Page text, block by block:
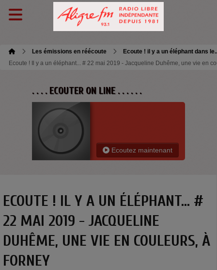
Les émissions en réécoute
Ecoute ! il y a un éléphant dans
Ecoute ! Il y a un éléphant... # 22 mai 2019 - Jacqueline Duhême, une vie en
. . . . ECOUTER ON LINE . . . . . .
Ecoutez maintenant
ECOUTE ! IL Y A UN ÉLÉPHANT... #
22 MAI 2019 - JACQUELINE
DUHÊME, UNE VIE EN COULEURS, À
FORNEY